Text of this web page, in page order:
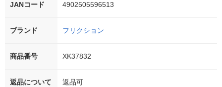
JANコード 4902505596513
ブランド フリクション
商品番号 XK37832
返品について
返品可